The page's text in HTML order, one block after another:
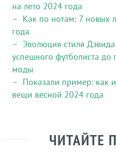
на лето 2024 года
Как по нотам: 7 новых
года
Эволюция стиля
успешного футболиста
моды
Показали пример: как
вещи весной 2024 года
ЧИТАЙТЕ